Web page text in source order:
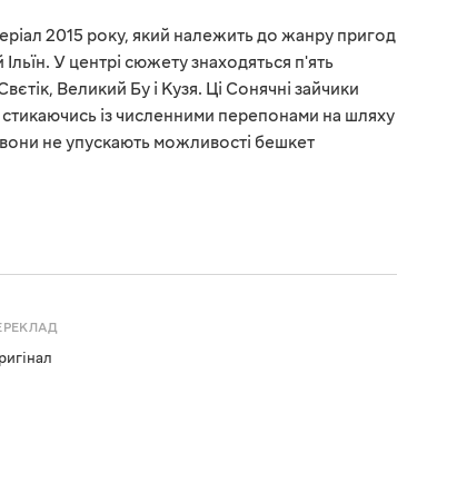
2015 року, який належить до жанру пригод
У центрі сюжету знаходяться п'ять
Великий Бу і Кузя. Ці Сонячні зайчики
із численними перепонами на шляху
не упускають можливості бешкет